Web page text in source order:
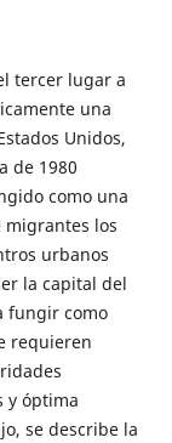
tercer lugar a
una
Unidos,
de 1980
como una
los
urbanos
la capital del
fungir como
requieren
y óptima
se describe la